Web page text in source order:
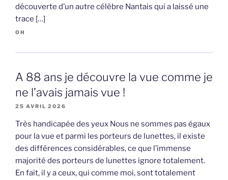
découverte d’un autre célèbre Nantais qui a laissé une
trace […]
OH
A 88 ans je découvre la vue comme je
ne l’avais jamais vue !
25 AVRIL 2026
Très handicapée des yeux Nous ne sommes pas égaux
pour la vue et parmi les porteurs de lunettes, il existe
des différences considérables, ce que l’immense
majorité des porteurs de lunettes ignore totalement.
En fait, il y a ceux, qui comme moi, sont totalement